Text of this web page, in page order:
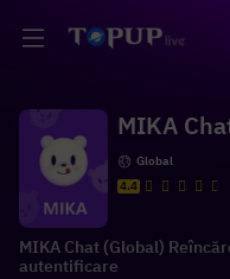
MIKA
Global
4.4
MIKA Chat (Global)
autentificare